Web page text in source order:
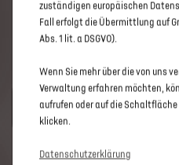
UM DIESE GOOGLE MAPS-
SIE BITTE DIE FÜR
COOKIES.
zuständigen europäischen
Fall erfolgt die Übermittlung auf
Abs. 1 lit. a DSGVO).
Wenn Sie mehr über die von uns
Verwaltung erfahren möchten,
aufrufen oder auf die
klicken.
Datenschutzerklärung